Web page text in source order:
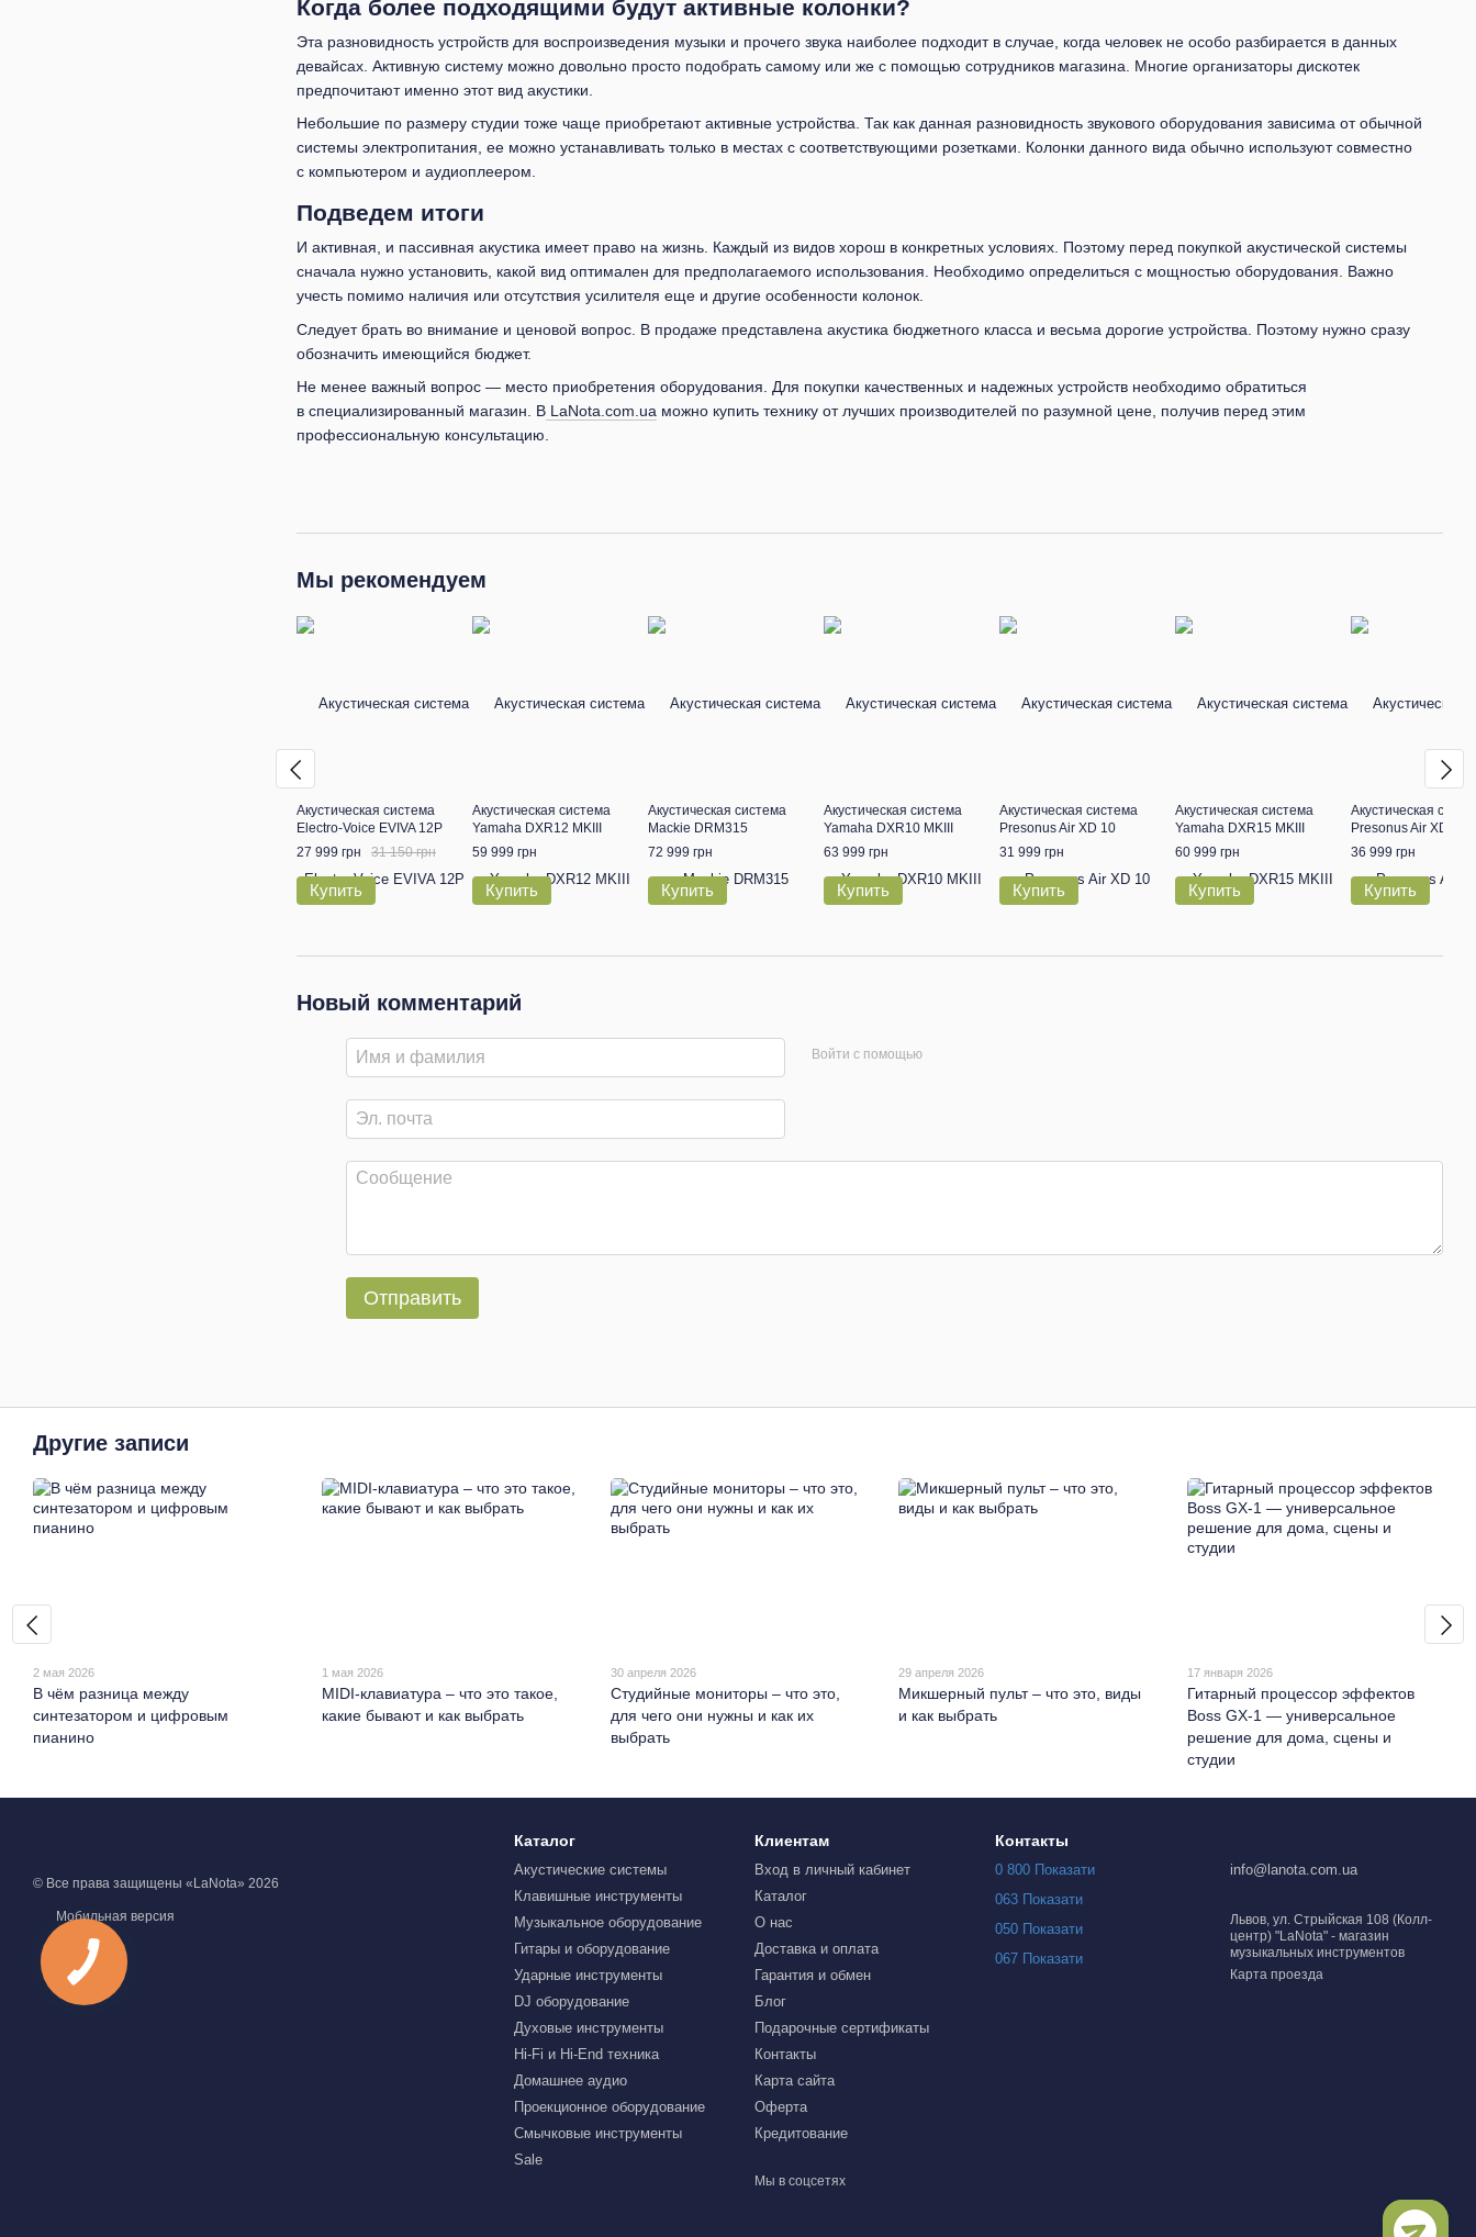
Когда более подходящими будут активные колонки?
Эта разновидность устройств для воспроизведения музыки и прочего звука наиболее подходит в случае, когда человек не особо разбирается в данных
девайсах. Активную систему можно довольно просто подобрать самому или же с помощью сотрудников магазина. Многие организаторы дискотек
предпочитают именно этот вид акустики.
Небольшие по размеру студии тоже чаще приобретают активные устройства. Так как данная разновидность звукового оборудования зависима от обычной
системы электропитания, ее можно устанавливать только в местах с соответствующими розетками. Колонки данного вида обычно используют совместно
с компьютером и аудиоплеером.
Подведем итоги
И активная, и пассивная акустика имеет право на жизнь. Каждый из видов хорош в конкретных условиях. Поэтому перед покупкой акустической системы
сначала нужно установить, какой вид оптимален для предполагаемого использования. Необходимо определиться с мощностью оборудования. Важно
учесть помимо наличия или отсутствия усилителя еще и другие особенности колонок.
Следует брать во внимание и ценовой вопрос. В продаже представлена акустика бюджетного класса и весьма дорогие устройства. Поэтому нужно сразу
обозначить имеющийся бюджет.
Не менее важный вопрос — место приобретения оборудования. Для покупки качественных и надежных устройств необходимо обратиться
в специализированный магазин. В LaNota.com.ua можно купить технику от лучших производителей по разумной цене, получив перед этим
профессиональную консультацию.
Мы рекомендуем
Акустическая система
Electro-Voice EVIVA 12P
27 999 грн
31 150 грн
Купить
Акустическая система
Yamaha DXR12 MKIII
59 999 грн
Купить
Акустическая система
Mackie DRM315
72 999 грн
Купить
Акустическая система
Yamaha DXR10 MKIII
63 999 грн
Купить
Акустическая система
Presonus Air XD 10
31 999 грн
Купить
Акустическая система
Yamaha DXR15 MKIII
60 999 грн
Купить
Акустическая
Presonus Air XD 12
36 999 грн
Купить
Новый комментарий
Войти с помощью
Отправить
Другие записи
2 мая 2026
В чём разница между
синтезатором и цифровым
пианино
1 мая 2026
MIDI-клавиатура – что это такое,
какие бывают и как выбрать
30 апреля 2026
Студийные мониторы – что это,
для чего они нужны и как их
выбрать
29 апреля 2026
Микшерный пульт – что это, виды
и как выбрать
17 января 2026
Гитарный процессор эффектов
Boss GX-1 — универсальное
решение для дома, сцены и
студии
© Все права защищены «LaNota» 2026
Мобильная версия
Каталог
Акустические системы
Клавишные инструменты
Музыкальное оборудование
Гитары и оборудование
Ударные инструменты
DJ оборудование
Духовые инструменты
Hi-Fi и Hi-End техника
Домашнее аудио
Проекционное оборудование
Смычковые инструменты
Sale
Клиентам
Вход в личный кабинет
Каталог
О нас
Доставка и оплата
Гарантия и обмен
Блог
Подарочные сертификаты
Контакты
Карта сайта
Оферта
Кредитование
Мы в соцсетях
Контакты
0 800 Показати
063 Показати
050 Показати
067 Показати
info@lanota.com.ua
Львов, ул. Стрыйская 108 (Колл-
центр) "LaNota" - магазин
музыкальных инструментов
Карта проезда